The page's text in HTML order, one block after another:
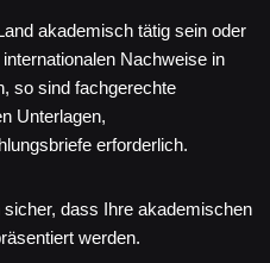
akademisch tätig sein oder
Nachweise in
so sind fachgerechte
Unterlagen,
erforderlich.
dass Ihre akademischen
werden.